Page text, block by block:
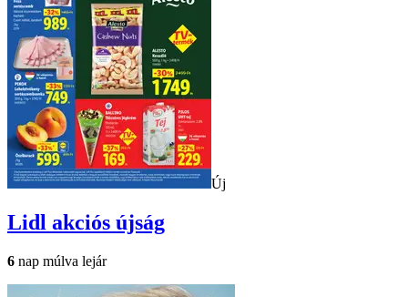
Új
Lidl akciós újság
6 nap múlva lejár